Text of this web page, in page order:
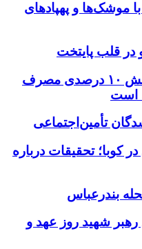
با موشک‌ها و پهپادهای
در قلب پایتخت
مدیرعامل برق تهران: کاهش ۱۰ درصدی مصرف
است
تحقیقات درباره
رهبر شهید روز عهد و